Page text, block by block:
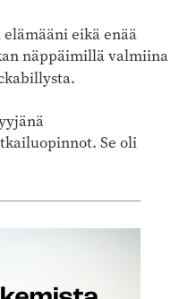
eikä enää
näppäimillä valmiina
Se oli